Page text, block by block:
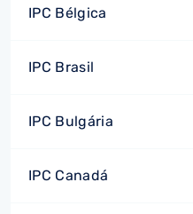
IPC Bélgica
IPC Brasil
IPC Bulgária
IPC Canadá